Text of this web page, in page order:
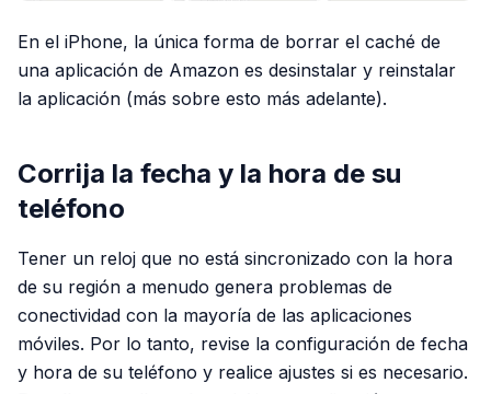
En el iPhone, la única forma de borrar el caché de
una aplicación de Amazon es desinstalar y reinstalar
la aplicación (más sobre esto más adelante).
Corrija la fecha y la hora de su
teléfono
Tener un reloj que no está sincronizado con la hora
de su región a menudo genera problemas de
conectividad con la mayoría de las aplicaciones
móviles. Por lo tanto, revise la configuración de fecha
y hora de su teléfono y realice ajustes si es necesario.